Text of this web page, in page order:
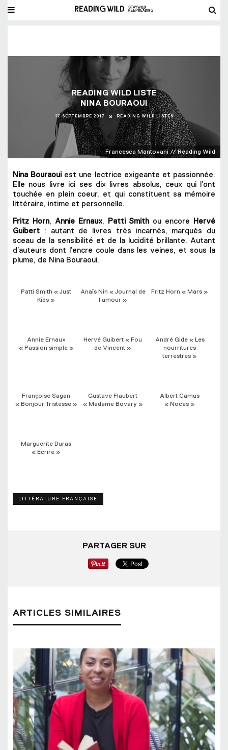
READING WILD LISTE
NINA BOURAOUI
17 SEPTEMBRE 2017 READING WILD LISTES
Francesca Mantovani // Reading Wild
Nina Bouraouiest une lectrice exigeante et passionnée.
Elle nous livre ici ses dix livres absolus, ceux qui l’ont
touchée en plein coeur, et qui constituent sa mémoire
littéraire, intime et personnelle.
Fritz Horn, Annie Ernaux, Patti Smithou encore
Hervé
Guibert : autant de livres très incarnés, marqués du
sceau de la sensibilité et de la lucidité brillante. Autant
d’auteurs dont l’encre coule dans les veines, et sous la
plume, de Nina Bouraoui.
Patti Smith « Just
Kids »
Anaïs Nin « Journal de
l’amour »
Fritz Horn « Mars »
Annie Ernaux
« Passion simple »
Hervé Guibert « Fou
de Vincent »
André Gide « Les
nourritures
terrestres »
Françoise Sagan
« Bonjour Tristesse »
Gustave Flaubert
« Madame Bovary »
Albert Camus
« Noces »
Marguerite Duras
« Ecrire »
LITTÉRATURE FRANÇAISE
PARTAGER SUR
ARTICLES SIMILAIRES